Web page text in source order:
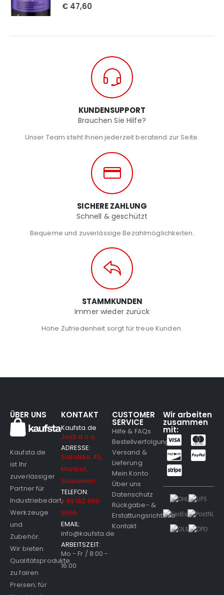
0out of 5
€ 47,60
KUNDENSUPPORT
Brauchen Sie Hilfe?
Unser Team steht Ihnen jederzeit beratend zur Seite.
SICHERE ZAHLUNG
Schnell & geschützt
Bequeme und zuverlässige Bezahlmöglichkeiten.
STAMMKUNDEN
Immer wieder zurück
Hohe Zufriedenheit sorgt für treue Kunden.
ÜBER UNS
Kaufsta.de
ist Ihr
zuverlässiger
Partner für
Industriebedarf,
Werkzeuge
und
Zubehör.
Wir bieten
Qualitätsprodukte
zu fairen
Preisen; für
KONTAKT
Kaufsta.de
JosS d.o.o.
ADRESSE:
Sokolska 45,
Maribor,
Slowenien
TELEFON:
+49 162 669
5555
EMAIL:
info@kaufsta.de
ARBEITSZEIT:
Mo - Fr / 8:00 -
16:00
CUSTOMER
SERVICE
Hilfe & FAQs
Bestellverfolgung
Versand &
Lieferung
Mein Konto
Über uns
Datenschutz
Rückgabe- &
Erstattungsrichtlinie
Kontakt
Wir arbeiten
zusammen
mit: